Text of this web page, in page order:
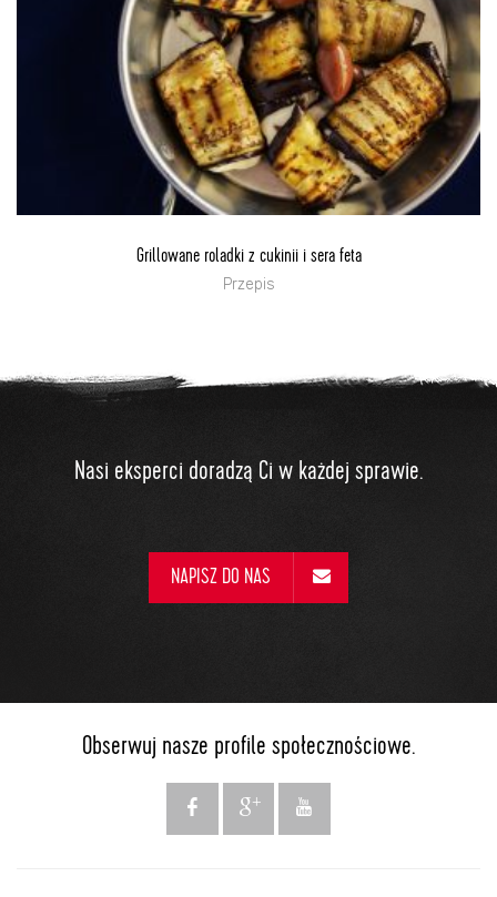
Grillowane roladki z cukinii i sera feta
Przepis
Nasi eksperci doradzą Ci w każdej sprawie.
NAPISZ DO NAS
Obserwuj nasze profile społecznościowe.